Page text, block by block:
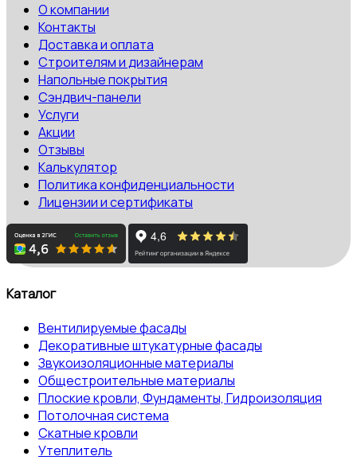
О компании
Контакты
Доставка и оплата
Строителям и дизайнерам
Напольные покрытия
Сэндвич-панели
Услуги
Акции
Отзывы
Калькулятор
Политика конфиденциальности
Лицензии и сертификаты
Каталог
Вентилируемые фасады
Декоративные штукатурные фасады
Звукоизоляционные материалы
Общестроительные материалы
Плоские кровли, Фундаменты, Гидроизоляция
Потолочная система
Скатные кровли
Утеплитель